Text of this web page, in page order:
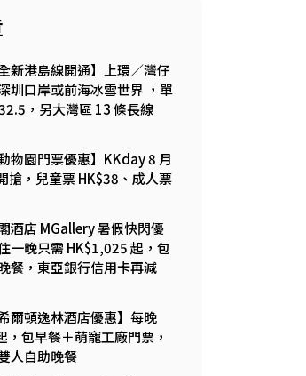
新港島線開通】上環／灣仔
圳口岸或前海冰雪世界 ，單
，另大灣區 13 條長線
物園門票優惠】KKday 8 月
搶，兒童票 HK$38、成人票
酒店 MGallery 暑假快閃優
一晚只需 HK$1,025 起，包
餐，東亞銀行信用卡再減
爾頓逸林酒店優惠】每晚
，包早餐＋萌寵工廠門票，
人自助晚餐